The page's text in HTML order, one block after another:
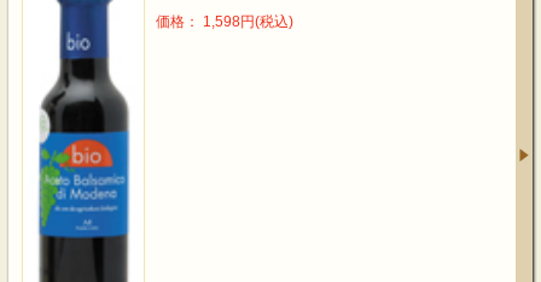
価格： 1,598円(税込)